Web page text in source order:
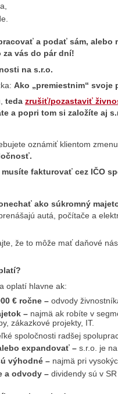
a podať sám, alebo
za vás do pár dní!
na s.r.o.
Ako „premiestnim“
teda zrušiť/pozastaviť
a popri tom si založíte aj
oznámiť klientom zmenu,
musíte fakturovať cez IČO
ako súkromný
autá, počítače a
že to môže mať daňové
oplatí hlavne ak:
€ ročne – odvody
– najmä ak robíte v
zákazkové projekty, IT.
spoločnosti radšej
expandovať – s.r.o. je
výhodné – najmä pri
a odvody – dividendy sú v